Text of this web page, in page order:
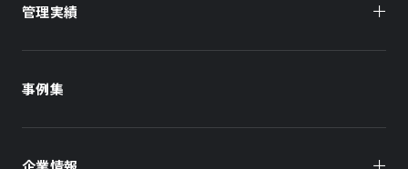
オーナー様向け
オフィスビル
管理実績
事例集